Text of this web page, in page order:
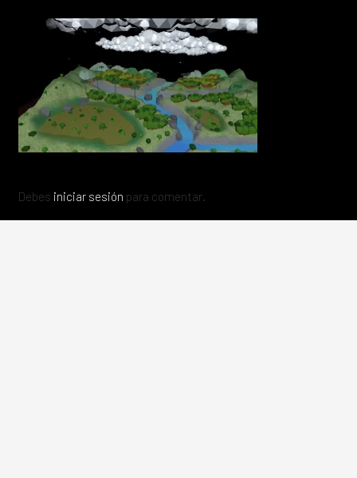
Debes iniciar sesión para comentar.